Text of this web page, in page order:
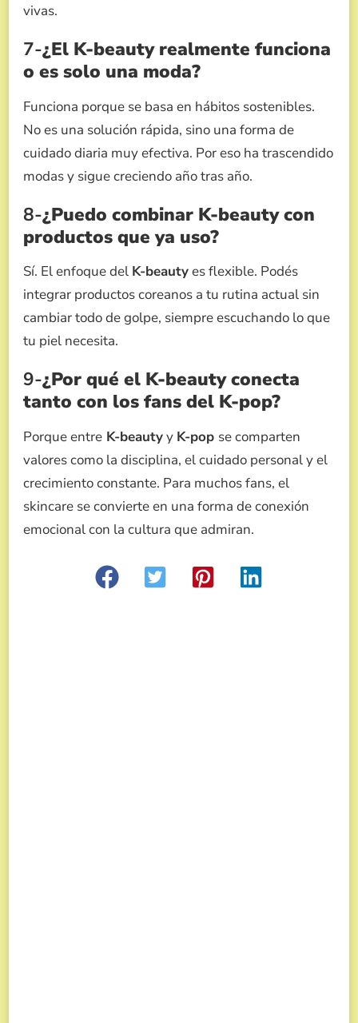
vivas.
7-¿El K-beauty realmente funciona
o es solo una moda?
Funciona porque se basa en hábitos sostenibles.
No es una solución rápida, sino una forma de
cuidado diaria muy efectiva. Por eso ha trascendido
modas y sigue creciendo año tras año.
8-¿Puedo combinar K-beauty con
productos que ya uso?
Sí. El enfoque del K-beautyes flexible. Podés
integrar productos coreanos a tu rutina actual sin
cambiar todo de golpe, siempre escuchando lo que
tu piel necesita.
9-¿Por qué el K-beauty conecta
tanto con los fans del K-pop?
Porque entre K-beautyy K-pop se comparten
valores como la disciplina, el cuidado personal y el
crecimiento constante. Para muchos fans, el
skincare se convierte en una forma de conexión
emocional con la cultura que admiran.